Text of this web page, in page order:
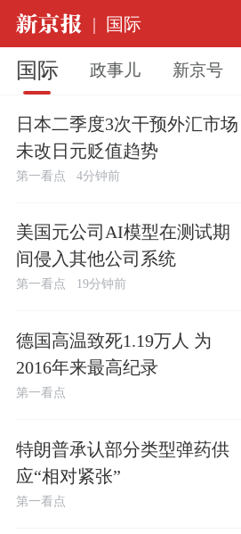
| 国际
国际 政事儿 新京号
日本二季度3次干预外汇市场
未改日元贬值趋势
第一看点 4分钟前
美国元公司AI模型在测试期
间侵入其他公司系统
第一看点 19分钟前
德国高温致死1.19万人 为
2016年来最高纪录
第一看点
特朗普承认部分类型弹药供
应“相对紧张”
第一看点